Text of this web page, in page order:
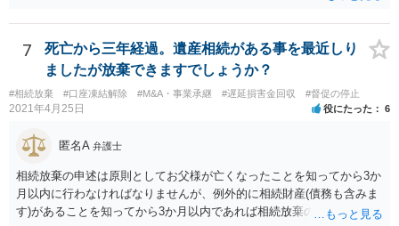
遺産をまとめて現金でくれ】という要求に応じる必要はありません。
7
死亡から三年経過。遺産相続がある事を最近しり
ましたが放棄できますでしょうか？
#相続放棄 #口座凍結解除 #M&A・事業承継 #遅延損害金回収 #督促の停止
2021年4月25日 役にたった 6
匿名A 弁護士
相続放棄の申述は原則としてお父様が亡くなったことを知ってから3か
月以内に行わなければなりませんが、例外的に相続財産(債務も含みま
す)があることを知ってから3か月以内であれば相続放棄の申述が認め